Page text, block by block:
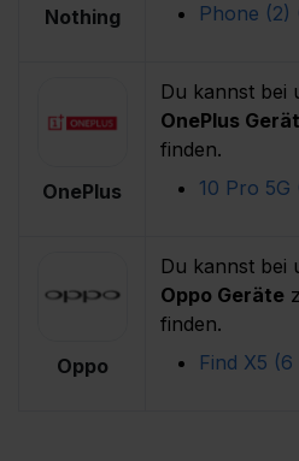
Nothing
Phone (2)
OnePlus
Du kannst bei
OnePlus
finden.
10 Pro 5G
Oppo
Du kannst bei
Oppo Geräte
finden.
Find X5